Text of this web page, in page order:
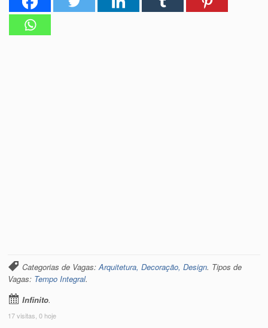
Categorias de Vagas:Arquitetura, Decoração, Design. Tipos de
Vagas: Tempo Integral.
Infinito.
17 visitas, 0 hoje